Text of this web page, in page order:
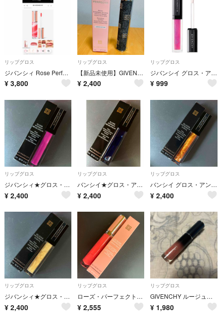
リップグロス
ジバンシィ Rose Perfecto リキッドリップバーム 6ml 220 feeling pink
¥ 3,800
リップグロス
【新品未使用】GIVENCHY ROSE PERFECTO102限定リップバーム
¥ 2,400
リップグロス
ジバンシイ グロス・アンテルディ / No.03エレクトリックレ ヴェラトゥール
¥ 999
リップグロス
ジバンシィ★グロス・アンテルディ / No.25 パープル・アディクション GIVENCHY
¥ 2,400
リップグロス
バンシイ★グロス・アンテルディ / No.26 マグネティック・ブルー GIVENCHY
¥ 2,400
リップグロス
バンシイ グロス・アンテルディ / No.23 フィアレス・ブロンズ GIVENCHY
¥ 2,400
リップグロス
ジバンシィ★グロス・アンテルディ No.21 ゴールデン・ブレイズ GIVENCHY
¥ 2,400
リップグロス
ローズ・パーフェクト・リキッド(リップバーム) No.23 ソーラーピンク GIVENCHY
¥ 2,555
リップグロス
GIVENCHY ルージュ・アンテルディ・クリーム ベルベット09
¥ 1,980